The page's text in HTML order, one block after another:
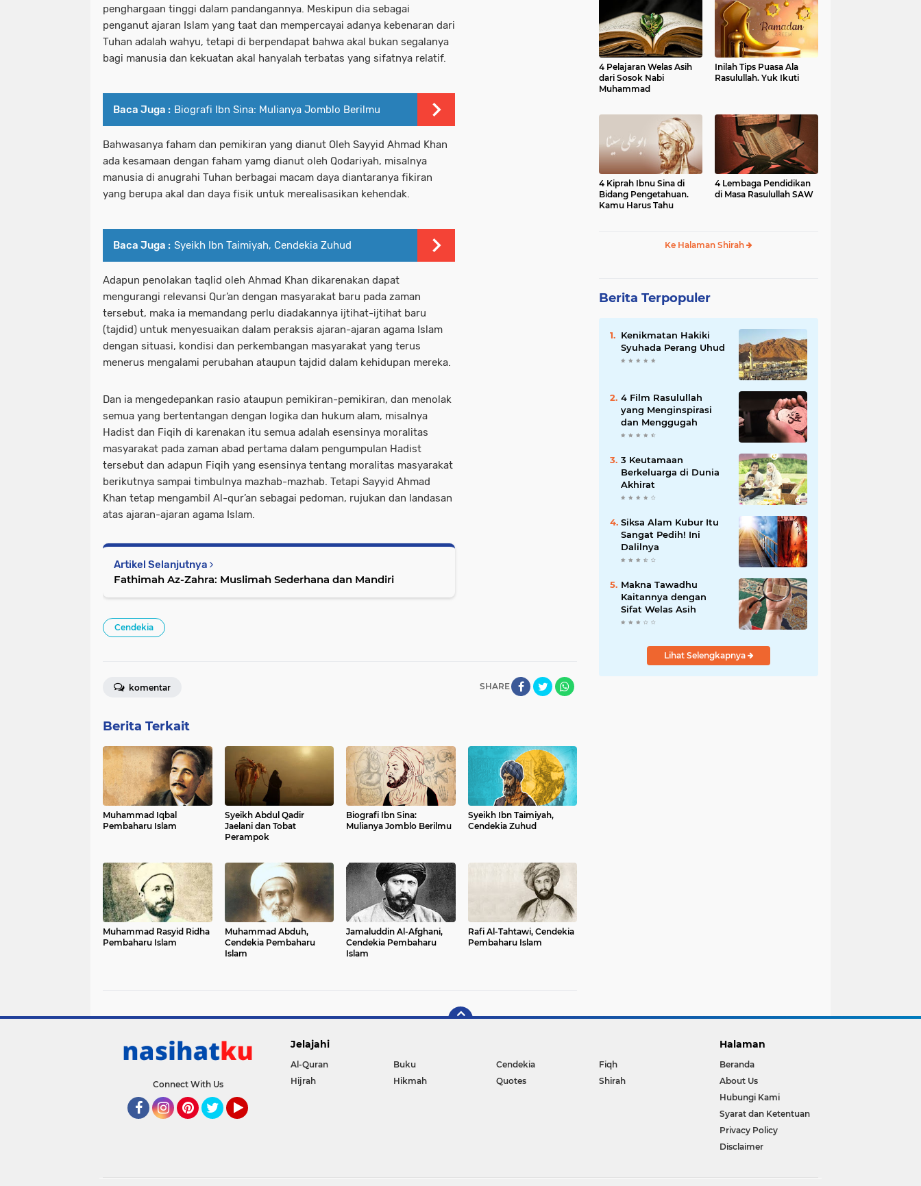
penghargaan tinggi dalam pandangannya. Meskipun dia sebagai
penganut ajaran Islam yang taat dan mempercayai adanya kebenaran dari
Tuhan adalah wahyu, tetapi di berpendapat bahwa akal bukan segalanya
bagi manusia dan kekuatan akal hanyalah terbatas yang sifatnya relatif.
Baca Juga : Biografi Ibn Sina: Mulianya Jomblo Berilmu
Bahwasanya faham dan pemikiran yang dianut Oleh Sayyid Ahmad Khan
ada kesamaan dengan faham yamg dianut oleh Qodariyah, misalnya
manusia di anugrahi Tuhan berbagai macam daya diantaranya fikiran
yang berupa akal dan daya fisik untuk merealisasikan kehendak.
Baca Juga : Syeikh Ibn Taimiyah, Cendekia Zuhud
Adapun penolakan taqlid oleh Ahmad Khan dikarenakan dapat
mengurangi relevansi Qur’an dengan masyarakat baru pada zaman
tersebut, maka ia memandang perlu diadakannya ijtihat-ijtihat baru
(tajdid) untuk menyesuaikan dalam peraksis ajaran-ajaran agama Islam
dengan situasi, kondisi dan perkembangan masyarakat yang terus
menerus mengalami perubahan ataupun tajdid dalam kehidupan mereka.
Dan ia mengedepankan rasio ataupun pemikiran-pemikiran, dan menolak
semua yang bertentangan dengan logika dan hukum alam, misalnya
Hadist dan Fiqih di karenakan itu semua adalah esensinya moralitas
masyarakat pada zaman abad pertama dalam pengumpulan Hadist
tersebut dan adapun Fiqih yang esensinya tentang moralitas masyarakat
berikutnya sampai timbulnya mazhab-mazhab. Tetapi Sayyid Ahmad
Khan tetap mengambil Al-qur’an sebagai pedoman, rujukan dan landasan
atas ajaran-ajaran agama Islam.
Artikel Selanjutnya
Fathimah Az-Zahra: Muslimah Sederhana dan Mandiri
Cendekia
SHARE
komentar
Berita Terkait
Muhammad Iqbal
Pembaharu Islam
Syeikh Abdul Qadir
Jaelani dan Tobat
Perampok
Biografi Ibn Sina:
Mulianya Jomblo Berilmu
Syeikh Ibn Taimiyah,
Cendekia Zuhud
Muhammad Rasyid Ridha
Pembaharu Islam
Muhammad Abduh,
Cendekia Pembaharu
Islam
Jamaluddin Al-Afghani,
Cendekia Pembaharu
Islam
Rafi Al-Tahtawi, Cendekia
Pembaharu Islam
4 Pelajaran Welas Asih
dari Sosok Nabi
Muhammad
Inilah Tips Puasa Ala
Rasulullah. Yuk Ikuti
4 Kiprah Ibnu Sina di
Bidang Pengetahuan.
Kamu Harus Tahu
4 Lembaga Pendidikan
di Masa Rasulullah SAW
Ke Halaman Shirah
Berita Terpopuler
Kenikmatan Hakiki
Syuhada Perang Uhud
4 Film Rasulullah
yang Menginspirasi
dan Menggugah
3 Keutamaan
Berkeluarga di Dunia
Akhirat
Siksa Alam Kubur Itu
Sangat Pedih! Ini
Dalilnya
Makna Tawadhu
Kaitannya dengan
Sifat Welas Asih
Lihat Selengkapnya
Connect With Us
Jelajahi
Al-Quran Buku Cendekia
Fiqh
Hijrah
Hikmah Quotes Shirah
Halaman
Beranda
About Us
Hubungi Kami
Syarat dan Ketentuan
Privacy Policy
Disclaimer